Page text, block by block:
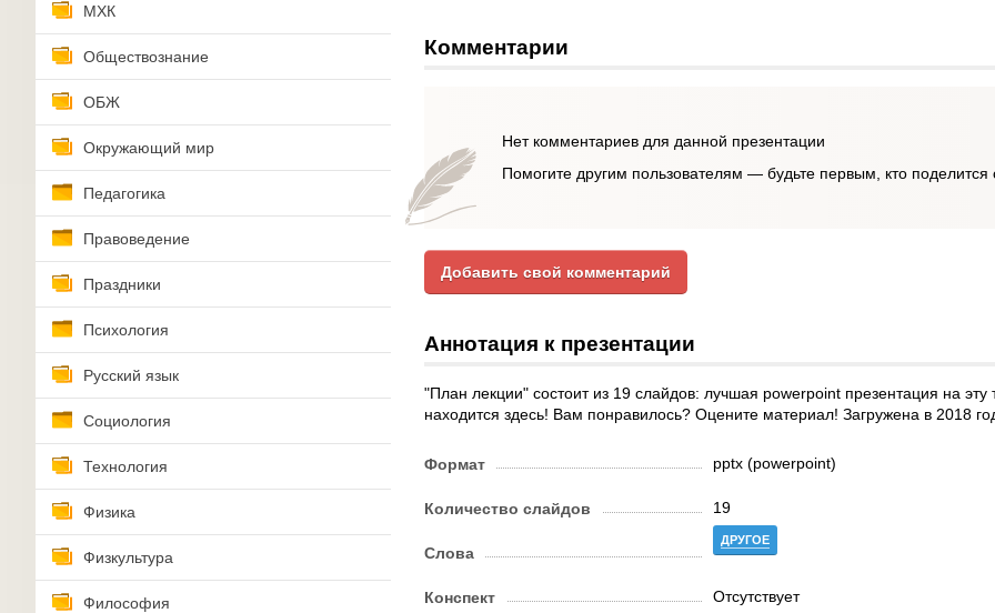
МХК
Обществознание
ОБЖ
Окружающий мир
Педагогика
Правоведение
Праздники
Психология
Русский язык
Социология
Технология
Физика
Физкультура
Философия
Комментарии
Нет комментариев для данной презентации
Помогите другим пользователям — будьте первым, кто
Добавить свой комментарий
Аннотация к презентации
"План лекции" состоит из 19 слайдов: лучшая powerpoint презентация на
находится здесь! Вам понравилось? Оцените материал! Загружена в 2018
Формат pptx (powerpoint)
Количество слайдов 19
Слова
ДРУГОЕ
Конспект Отсутствует